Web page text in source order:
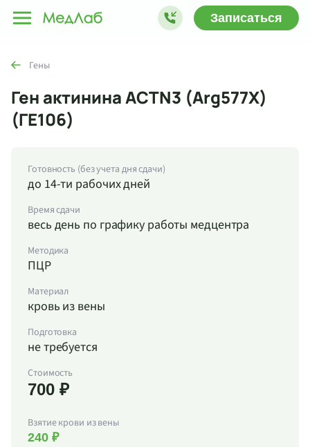
Записаться
Гены
Ген актинина ACTN3 (Arg577X)
(ГЕ106)
Готовность (без учета дня сдачи)
до 14-ти рабочих дней
Время сдачи
весь день по графику работы медцентра
Методика
ПЦР
Материал
кровь из вены
Подготовка
не требуется
Стоимость
700 ₽
Взятие крови из вены
240 ₽